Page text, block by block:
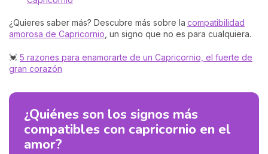
¿Quieres saber más? Descubre más sobre la compatibilidad
amorosa de Capricornio , un signo que no es para cualquiera.
💓 5 razones para enamorarte de un Capricornio, el fuerte de
gran corazón
¿Quiénes son los signos más
compatibles con capricornio en el
amor?